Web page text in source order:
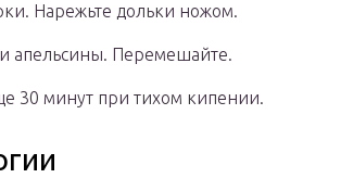
Нарежьте дольки ножом.
апельсины. Перемешайте.
30 минут при тихом кипении.